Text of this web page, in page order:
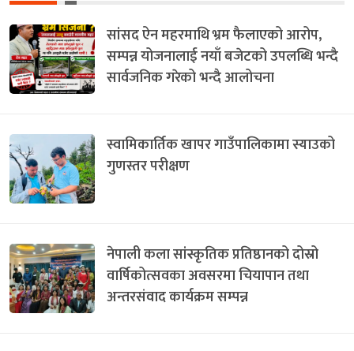
सांसद ऐन महरमाथि भ्रम फैलाएको आरोप,
सम्पन्न योजनालाई नयाँ बजेटको उपलब्धि भन्दै
सार्वजनिक गरेको भन्दै आलोचना
स्वामिकार्तिक खापर गाउँपालिकामा स्याउको
गुणस्तर परीक्षण
नेपाली कला सांस्कृतिक प्रतिष्ठानको दोस्रो
वार्षिकोत्सवका अवसरमा चियापान तथा
अन्तरसंवाद कार्यक्रम सम्पन्न